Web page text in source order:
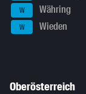
W Währing
W Wieden
Oberösterreich